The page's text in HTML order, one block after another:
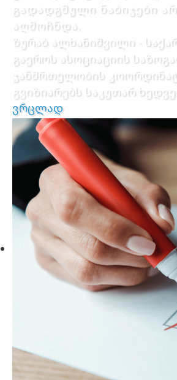
გადადგმული ნაბიჯები
აღმოჩნდა.
ზურაბ ალხანიშვილი -
გაეროს ასოციაციის
ჯანმრთელობის
გვიზიარებს საკუთარ
ვრცლად